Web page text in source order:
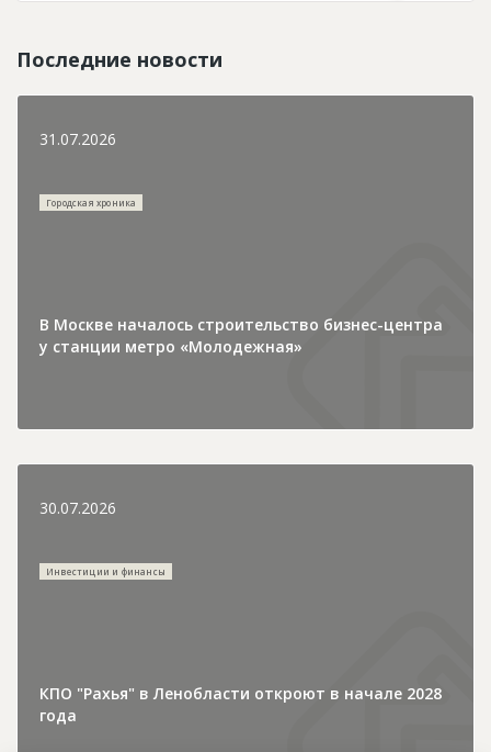
Последние новости
31.07.2026
Городская хроника
В Москве началось строительство бизнес-центра
у станции метро «Молодежная»
30.07.2026
Инвестиции и финансы
КПО "Рахья" в Ленобласти откроют в начале 2028
года